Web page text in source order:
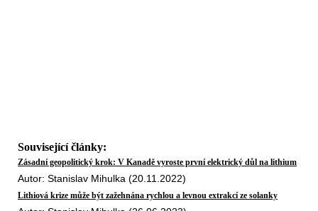
Související články:
Zásadní geopolitický krok: V Kanadě vyroste první elektrický důl na lithium
Autor: Stanislav Mihulka (20.11.2022)
Lithiová krize může být zažehnána rychlou a levnou extrakcí ze solanky